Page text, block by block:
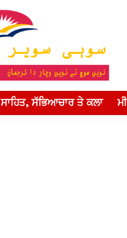
ਸਾਹਿਤ, ਸੱਭਿਆਚਾਰ ਤੇ ਕਲਾ